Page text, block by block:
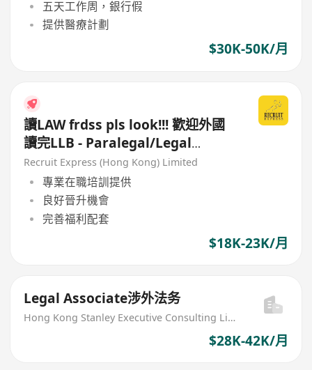
五天工作周，銀行假
提供醫療計劃
$30K-50K/月
讀LAW frdss pls look!!! 歡迎外國
讀完LLB - Paralegal/Legal
Support(Fresh Gra都可！)
Recruit Express (Hong Kong) Limited
專業在職培訓提供
良好晉升機會
完善福利配套
$18K-23K/月
Legal Associate涉外法务
Hong Kong Stanley Executive Consulting Limited
$28K-42K/月